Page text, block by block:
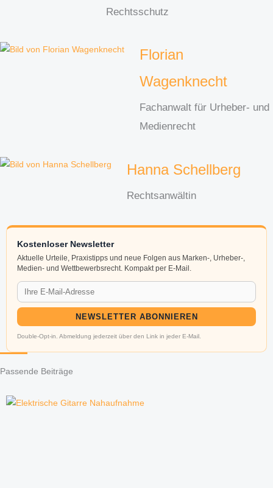
Rechtsschutz
Florian
Wagenknecht
Fachanwalt für Urheber- und
Medienrecht
Hanna Schellberg
Rechtsanwältin
Kostenloser Newsletter
Aktuelle Urteile, Praxistipps und neue Folgen aus Marken-, Urheber-,
Medien- und Wettbewerbsrecht. Kompakt per E-Mail.
NEWSLETTER ABONNIEREN
Double-Opt-in. Abmeldung jederzeit über den Link in jeder E-Mail.
Passende Beiträge